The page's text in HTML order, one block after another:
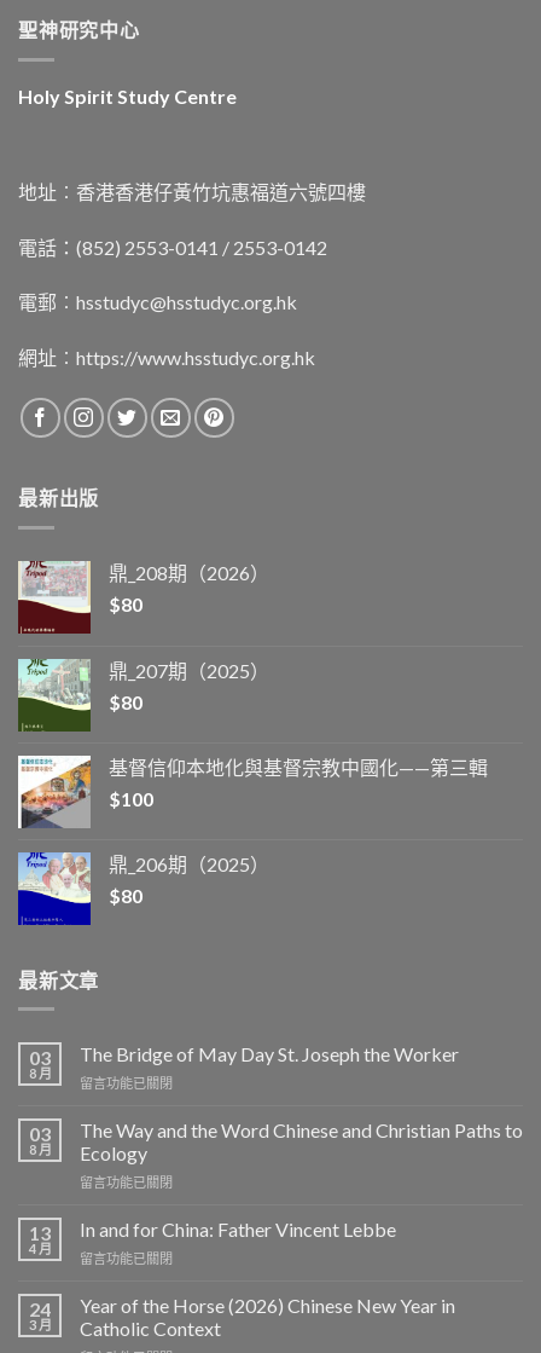
聖神研究中心
Holy Spirit Study Centre
地址︰香港香港仔黃竹坑惠福道六號四樓
電話：(852) 2553-0141 / 2553-0142
電郵︰ hsstudyc@hsstudyc.org.hk
網址︰ https://www.hsstudyc.org.hk
最新出版
鼎_208期（2026）
$80
鼎_207期（2025）
$80
基督信仰本地化與基督宗教中國化——第三輯
$100
鼎_206期（2025）
$80
最新文章
03
8 月
The Bridge of May Day St. Joseph the Worker
在
Bridge
May
Day
Joseph
Worker〉
留言功能已關閉
03
8 月
The Way and the Word Chinese and Christian Paths to
Ecology
在
Way
the
Chinese
and
留言功能已關閉
13
4 月
In and for China: Father Vincent Lebbe
在
and
China:
留言功能已關閉
24
3 月
Year of the Horse (2026) Chinese New Year in
Catholic Context